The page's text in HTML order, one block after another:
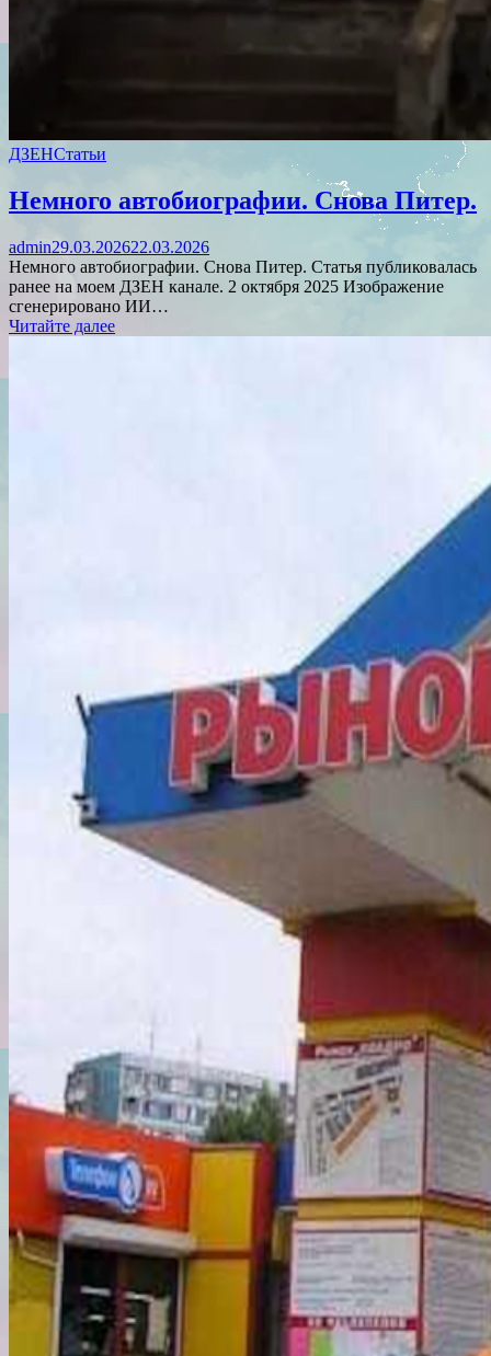
ДЗЕНСтатьи
Немного автобиографии. Снова Питер.
admin29.03.202622.03.2026
Немного автобиографии. Снова Питер. Статья публиковалась
ранее на моем ДЗЕН канале. 2 октября 2025 Изображение
сгенерировано ИИ…
Читайте далее